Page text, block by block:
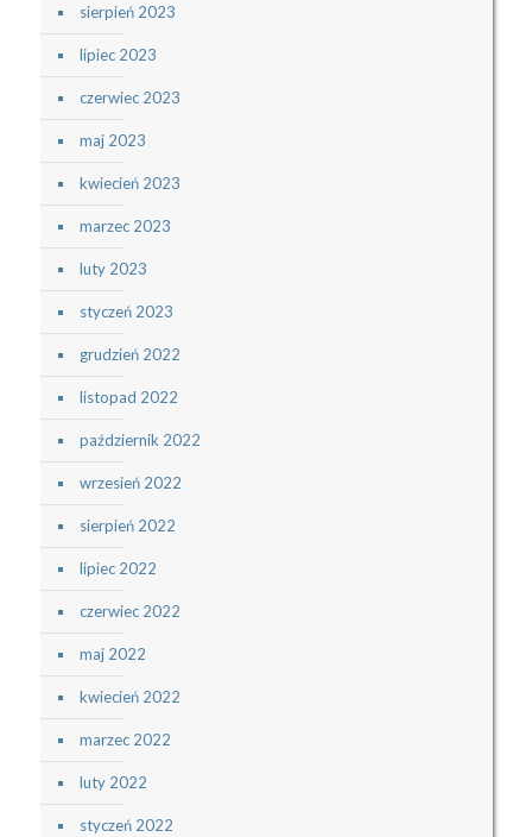
sierpień 2023
lipiec 2023
czerwiec 2023
maj 2023
kwiecień 2023
marzec 2023
luty 2023
styczeń 2023
grudzień 2022
listopad 2022
październik 2022
wrzesień 2022
sierpień 2022
lipiec 2022
czerwiec 2022
maj 2022
kwiecień 2022
marzec 2022
luty 2022
styczeń 2022